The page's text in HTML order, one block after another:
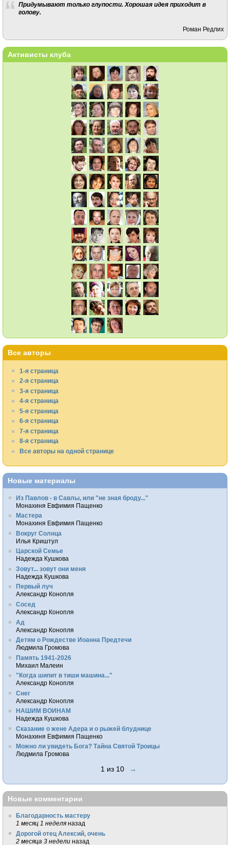
Придумывают только глупости. Хорошая идея приходит в
голову.
Роман Редлих
Активисты клуба
Все авторы
1-я страница
2-я страница
3-я страница
4-я страница
5-я страница
6-я страница
7-я страница
8-я страница
Все авторы на одной странице
Новые материалы
Из Павлов - в Савлы, или "не зная броду..."
Монахиня Евфимия Пащенко
Мастера
Монахиня Евфимия Пащенко
Вокруг Солнца
Илья Криштул
Царской Семье
Надежда Кушкова
Зовут... зовут они меня
Надежда Кушкова
Первый луч
Александр Конопля
Сосед
Александр Конопля
Ад
Александр Конопля
Детям о Рождестве Иоанна Предтечи
Людмила Громова
Память 1941-2026
Михаил Малеин
"Когда шипит в тиши машина..."
Александр Конопля
Снег
Александр Конопля
НАШИМ ВОИНАМ
Надежда Кушкова
Сказание о жене Адера и о рыжей блуднице
Монахиня Евфимия Пащенко
Можно ли увидеть Бога? Тайна Святой Троицы
Людмила Громова
1 из 10 →
Новые комментарии
Благодарность мастеру
1 месяц 1 неделя назад
Дорогой отец Алексий, очень
2 месяца 3 недели назад